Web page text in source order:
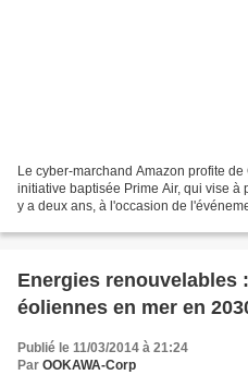
Le cyber-marchand Amazon profite
initiative baptisée Prime Air, qui vise à
y a deux ans, à l'occasion de
Energies renouvelables
éoliennes en mer en
Publié le 11/03/2014 à 21:24
Par OOKAWA-Corp